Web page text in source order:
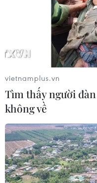
Phát triển thiết bị
dụng thành dầu
08/08/2026 14:57
Trung Quốc hoàn
vietnamplus.vn
Tìm thấy người
không về